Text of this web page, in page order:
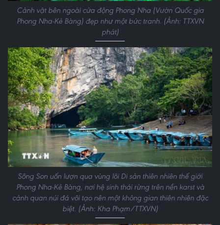
Cảnh vật bên ngoài cửa động Phong Nha (Vườn Quốc gia
Phong Nha-Kẻ Bàng) đẹp như một bức tranh. (Ảnh: TTXVN
phát)
Sông Son uốn lượn qua vùng lõi Di sản thiên nhiên thế giới
Phong Nha-Kẻ Bàng, nơi hệ sinh thái rừng trên nền karst và
cảnh quan núi đá vôi tạo nên một không gian thiên nhiên đặc
biệt. (Ảnh: Kha Phạm/TTXVN)